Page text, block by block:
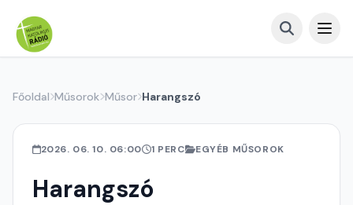
Főoldal Műsorok Műsor Harangszó
2026. 06. 10. 06:00 1 PERC EGYÉB MŰSOROK
Harangszó